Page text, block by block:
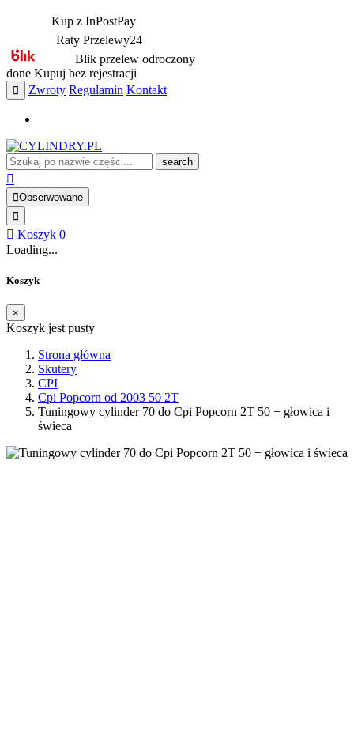
Kup z InPostPay
Raty Przelewy24
Blik przelew odroczony
done Kupuj bez rejestracji
Zwroty Regulamin Kontakt
search
Obserwowane
Koszyk 0
Loading...
Koszyk
×
Koszyk jest pusty
Strona główna
Skutery
CPI
Cpi Popcorn od 2003 50 2T
Tuningowy cylinder 70 do Cpi Popcorn 2T 50 + głowica i
świeca